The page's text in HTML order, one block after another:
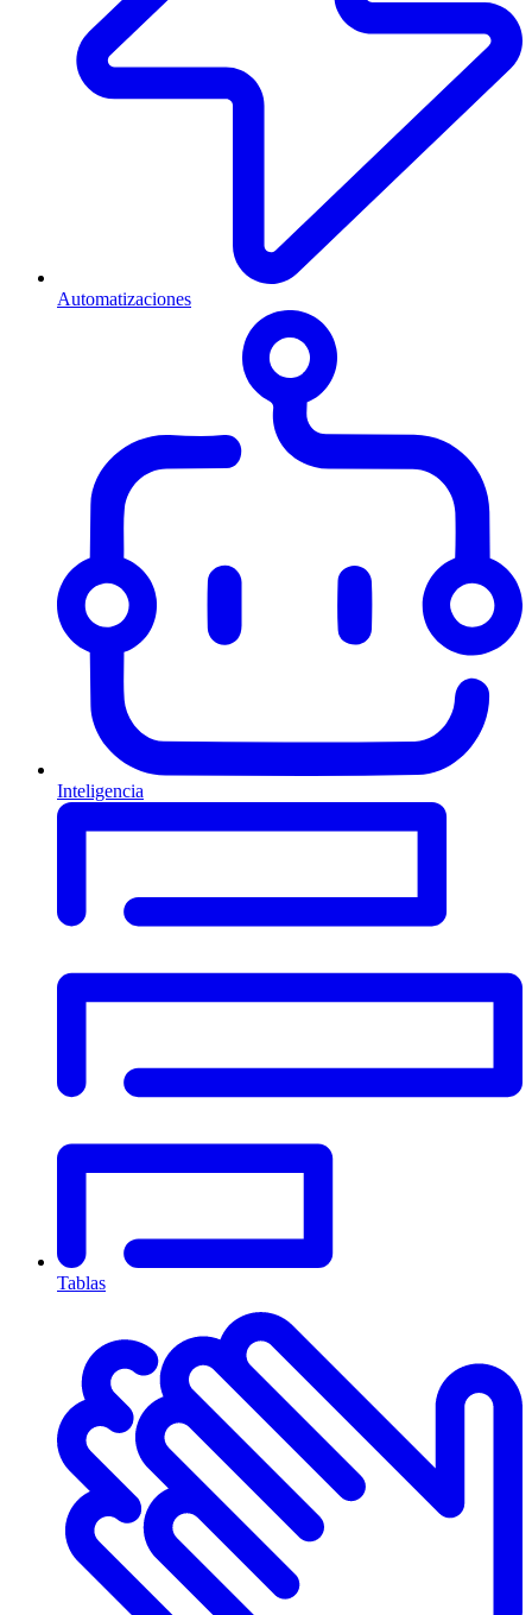
Automatizaciones
Inteligencia
Tablas